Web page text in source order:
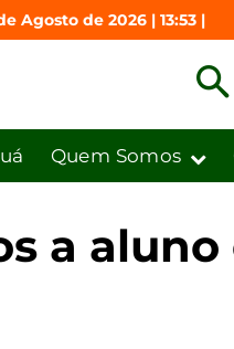
Agosto de 2026 | 13:53 |
Quem Somos
a aluno